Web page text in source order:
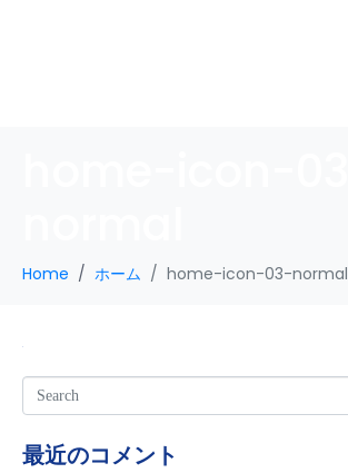
Home ホーム home-icon-03-normal
最近のコメント